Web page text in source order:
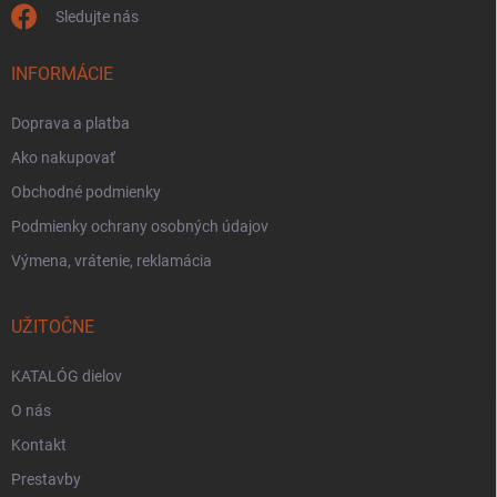
Sledujte nás
INFORMÁCIE
Doprava a platba
Ako nakupovať
Obchodné podmienky
Podmienky ochrany osobných údajov
Výmena, vrátenie, reklamácia
UŽITOČNE
KATALÓG dielov
O nás
Kontakt
Prestavby